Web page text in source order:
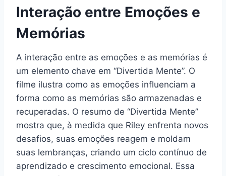
Interação entre Emoções e
Memórias
A interação entre as emoções e as memórias é
um elemento chave em “Divertida Mente”. O
filme ilustra como as emoções influenciam a
forma como as memórias são armazenadas e
recuperadas. O resumo de “Divertida Mente”
mostra que, à medida que Riley enfrenta novos
desafios, suas emoções reagem e moldam
suas lembranças, criando um ciclo contínuo de
aprendizado e crescimento emocional. Essa